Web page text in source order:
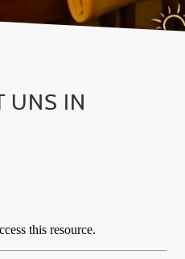
UNS IN